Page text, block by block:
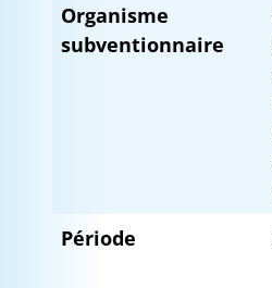
Organisme
subventionnaire
Période